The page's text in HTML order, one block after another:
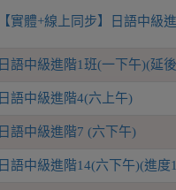
【實體+線上同步】日語中級
日語中級進階1班(一下午)(延
日語中級進階4(六上午)
日語中級進階7 (六下午)
日語中級進階14(六下午)(進度